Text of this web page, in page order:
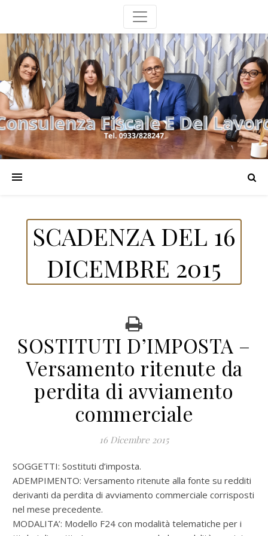
SCADENZA DEL 16
DICEMBRE 2015
SOSTITUTI D’IMPOSTA –
Versamento ritenute da
perdita di avviamento
commerciale
16 Dicembre 2015
SOGGETTI: Sostituti d’imposta.
ADEMPIMENTO: Versamento ritenute alla fonte su redditi
derivanti da perdita di avviamento commerciale corrisposti
nel mese precedente.
MODALITA’: Modello F24 con modalità telematiche per i